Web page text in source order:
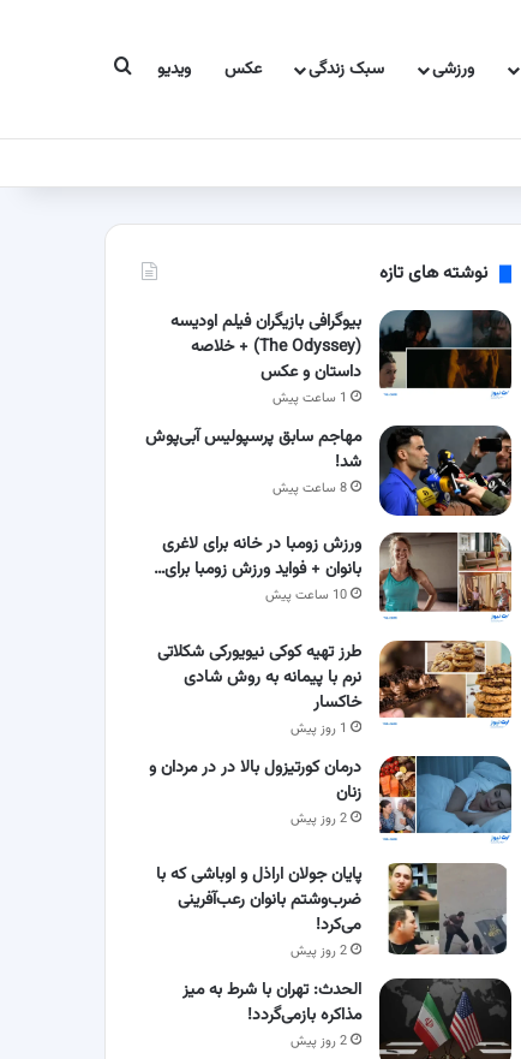
ورزشی سبک زندگی عکس ویدیو جستجو برای
نوشته های تازه
بیوگرافی بازیگران فیلم اودیسه
(The Odyssey) + خلاصه
داستان و عکس
1 ساعت پیش
مهاجم سابق پرسپولیس آبی‌پوش
شد!
8 ساعت پیش
ورزش زومبا در خانه برای لاغری
بانوان + فواید ورزش زومبا برای…
10 ساعت پیش
طرز تهیه کوکی نیویورکی شکلاتی
نرم با پیمانه به روش شادی
خاکسار
1 روز پیش
درمان کورتیزول بالا در در مردان و
زنان
2 روز پیش
پایان جولان اراذل و اوباشی که با
ضرب‌وشتم بانوان رعب‌آفرینی
می‌کرد!
2 روز پیش
الحدث: تهران با شرط به میز
مذاکره بازمی‌گردد!
2 روز پیش